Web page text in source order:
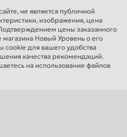
не является публичной
изображения, цена
цены заказанного
Новый Уровень о его
для вашего удобства
качества рекомендаций.
на использование файлов